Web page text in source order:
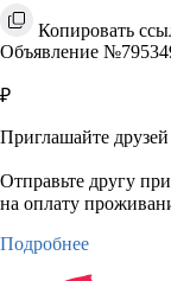
Копировать
Объявление
₽
Приглашайте
Отправьте другу
на оплату
Подробнее